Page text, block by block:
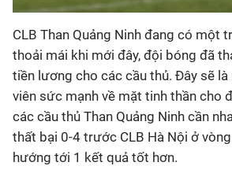
CLB Than Quảng Ninh đang có một
thoải mái khi mới đây, đội bóng đã
tiền lương cho các cầu thủ. Đây sẽ
viên sức mạnh về mặt tinh thần cho
các cầu thủ Than Quảng Ninh cần
thất bại 0-4 trước CLB Hà Nội ở
hướng tới 1 kết quả tốt hơn.